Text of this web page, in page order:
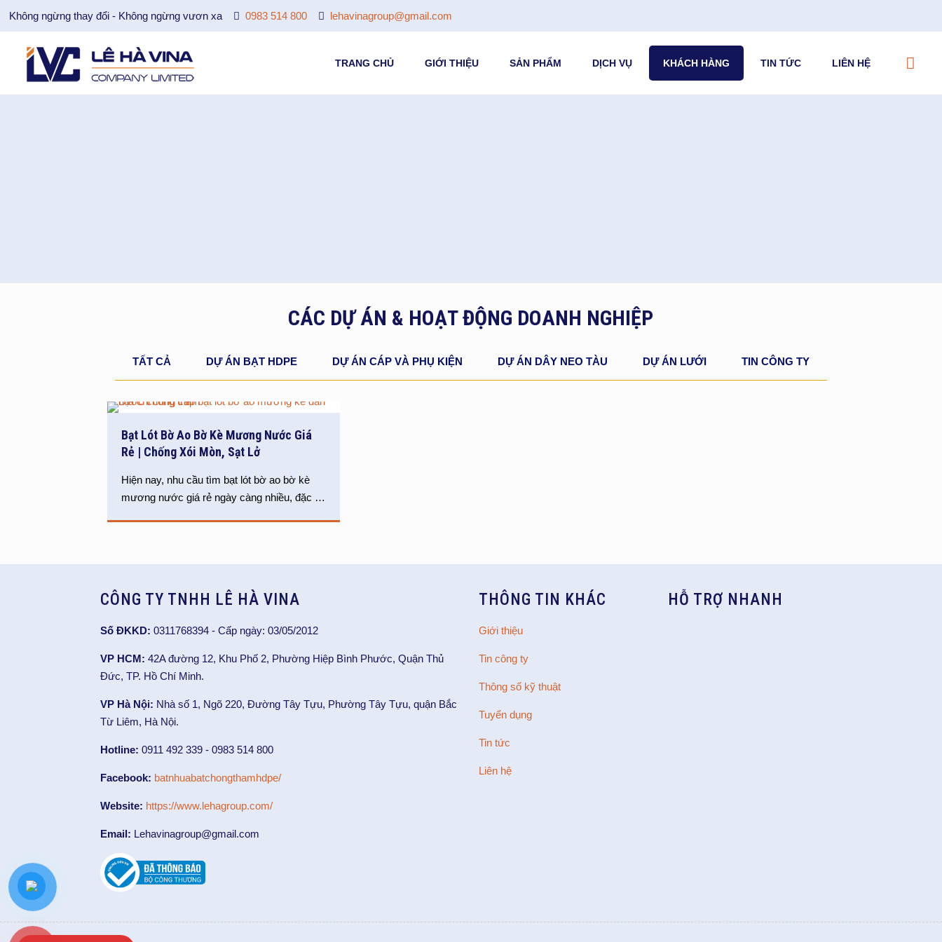
Không ngừng thay đổi - Không ngừng vươn xa 0983 514 800 lehavinagroup@gmail.com
TRANG CHỦ GIỚI THIỆU SẢN PHẨM DỊCH VỤ KHÁCH HÀNG TIN TỨC LIÊN HỆ
CÁC DỰ ÁN & HOẠT ĐỘNG DOANH NGHIỆP
TẤT CẢ DỰ ÁN BẠT HDPE DỰ ÁN CÁP VÀ PHỤ KIỆN DỰ ÁN DÂY NEO TÀU DỰ ÁN LƯỚI TIN CÔNG TY
Bạt Lót Bờ Ao Bờ Kè Mương Nước Giá
Rẻ | Chống Xói Mòn, Sạt Lở
Hiện nay, nhu cầu tìm bạt lót bờ ao bờ kè
mương nước giá rẻ ngày càng nhiều, đặc …
CÔNG TY TNHH LÊ HÀ VINA
Số ĐKKD: 0311768394 - Cấp ngày: 03/05/2012
VP HCM: 42A đường 12, Khu Phố 2, Phường Hiệp Bình Phước, Quận Thủ
Đức, TP. Hồ Chí Minh.
VP Hà Nội: Nhà số 1, Ngõ 220, Đường Tây Tựu, Phường Tây Tựu, quận Bắc
Từ Liêm, Hà Nội.
Hotline: 0911 492 339 - 0983 514 800
Facebook: batnhuabatchongthamhdpe/
Website: https://www.lehagroup.com/
Email: Lehavinagroup@gmail.com
THÔNG TIN KHÁC
Giới thiệu
Tin công ty
Thông số kỹ thuật
Tuyển dụng
Tin tức
Liên hệ
HỖ TRỢ NHANH